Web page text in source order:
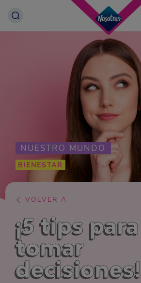
NUESTRO MUNDO
BIENESTAR
VOLVER A
¡5 tips para
tomar
decisiones!